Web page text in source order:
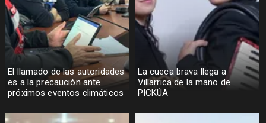
El llamado de las autoridades
es a la precaución ante
próximos eventos climáticos
La cueca brava llega a
Villarrica de la mano de
PICKÚA